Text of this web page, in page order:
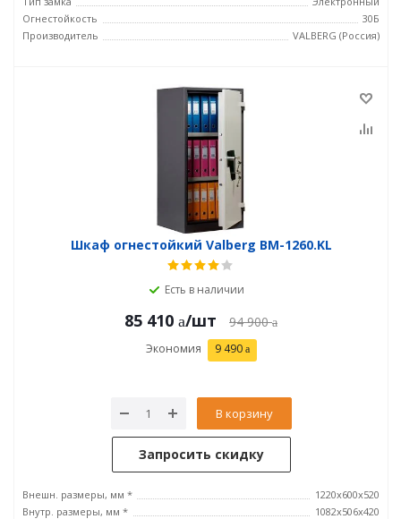
Огнестойкость
30Б
Производитель
VALBERG (Россия)
Шкаф огнестойкий Valberg BM-1260.KL
Есть в наличии
85 410 /шт 94 900
Экономия 9 490
В корзину
Запросить скидку
Внешн. размеры, мм *
1220x600x520
Внутр. размеры, мм *
1082x506x420